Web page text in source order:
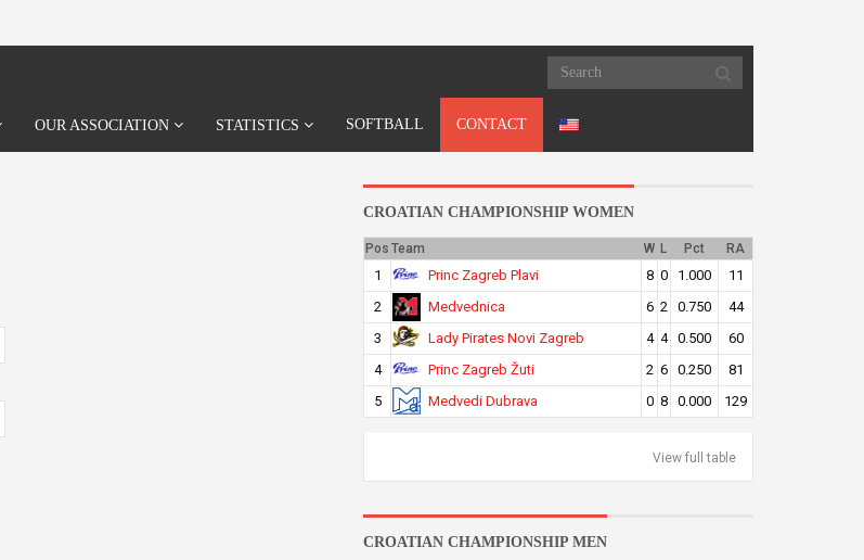
OUR ASSOCIATION STATISTICS SOFTBALL CONTACT
CROATIAN CHAMPIONSHIP WOMEN
Pos Team W L Pct RA
1 Princ Zagreb Plavi 8 0 1.000
11
2
Medvednica 6 2 0.750
44
3
Lady Pirates Novi Zagreb 4 4 0.500
60
4
Princ Zagreb Žuti 2 6 0.250
81
5
Medvedi Dubrava 0 8 0.000 129
View full table
CROATIAN CHAMPIONSHIP MEN